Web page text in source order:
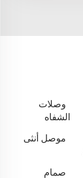
وصلات
الشفاه
موصل أنثى
صمام